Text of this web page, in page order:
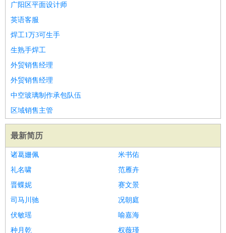
广阳区平面设计师
英语客服
焊工1万3可生手
生熟手焊工
外贸销售经理
外贸销售经理
中空玻璃制作承包队伍
区域销售主管
最新简历
诸葛姗佩
米书佑
礼名啸
范雁卉
晋蝶妮
赛文景
司马川驰
况朝庭
伏敏瑶
喻嘉海
种月乾
权薇瑾